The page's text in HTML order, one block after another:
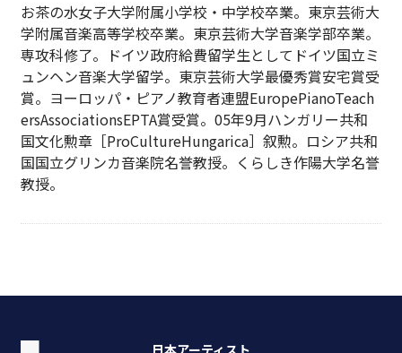
お茶の水女子大学附属小学校・中学校卒業。東京芸術大
学附属音楽高等学校卒業。東京芸術大学音楽学部卒業。
専攻科修了。ドイツ政府給費留学生としてドイツ国立ミ
ュンヘン音楽大学留学。東京芸術大学最優秀賞安宅賞受
賞。ヨーロッパ・ピアノ教育者連盟EuropePianoTeach
ersAssociationsEPTA賞受賞。05年9月ハンガリー共和
国文化勲章［ProCultureHungarica］叙勲。ロシア共和
国国立グリンカ音楽院名誉教授。くらしき作陽大学名誉
教授。